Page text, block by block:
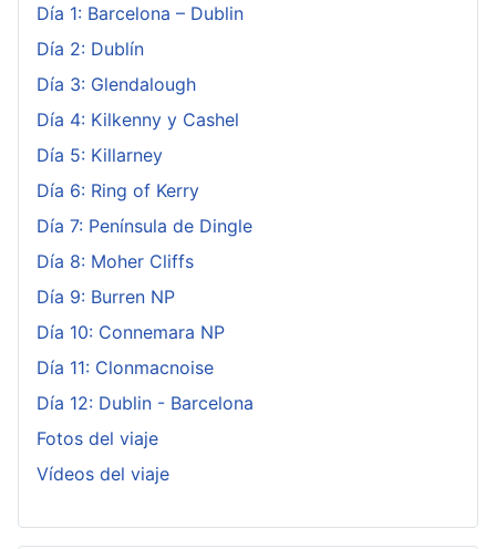
Día 1: Barcelona – Dublin
Día 2: Dublín
Día 3: Glendalough
Día 4: Kilkenny y Cashel
Día 5: Killarney
Día 6: Ring of Kerry
Día 7: Península de Dingle
Día 8: Moher Cliffs
Día 9: Burren NP
Día 10: Connemara NP
Día 11: Clonmacnoise
Día 12: Dublin - Barcelona
Fotos del viaje
Vídeos del viaje